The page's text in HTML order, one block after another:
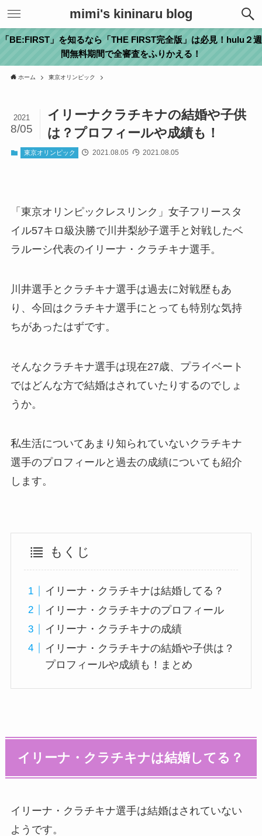
mimi's kininaru blog
「BE:FIRST」を知るなら「THE FIRST完全版」は必見！hulu２週
間無料期間で全審査をふりかえる！
ホーム 東京オリンピック
イリーナクラチキナの結婚や子供
は？プロフィールや成績も！
2021
8/05
東京オリンピック 2021.08.05 2021.08.05
「東京オリンピックレスリンク」女子フリースタ
イル57キロ級決勝で川井梨紗子選手と対戦したベ
ラルーシ代表のイリーナ・クラチキナ選手。
川井選手とクラチキナ選手は過去に対戦歴もあ
り、今回はクラチキナ選手にとっても特別な気持
ちがあったはずです。
そんなクラチキナ選手は現在27歳、プライベート
ではどんな方で結婚はされていたりするのでしょ
うか。
私生活についてあまり知られていないクラチキナ
選手のプロフィールと過去の成績についても紹介
します。
もくじ
イリーナ・クラチキナは結婚してる？
イリーナ・クラチキナのプロフィール
イリーナ・クラチキナの成績
イリーナ・クラチキナの結婚や子供は？
プロフィールや成績も！まとめ
イリーナ・クラチキナは結婚してる？
イリーナ・クラチキナ選手は結婚はされていない
ようです。